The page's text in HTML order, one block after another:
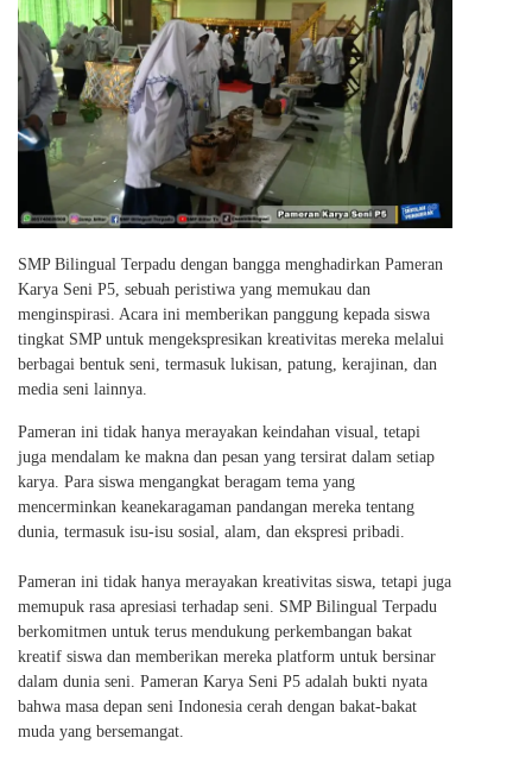
SMP Bilingual Terpadu dengan bangga menghadirkan Pameran
Karya Seni P5, sebuah peristiwa yang memukau dan
menginspirasi. Acara ini memberikan panggung kepada siswa
tingkat SMP untuk mengekspresikan kreativitas mereka melalui
berbagai bentuk seni, termasuk lukisan, patung, kerajinan, dan
media seni lainnya.
Pameran ini tidak hanya merayakan keindahan visual, tetapi
juga mendalam ke makna dan pesan yang tersirat dalam setiap
karya. Para siswa mengangkat beragam tema yang
mencerminkan keanekaragaman pandangan mereka tentang
dunia, termasuk isu-isu sosial, alam, dan ekspresi pribadi.
Pameran ini tidak hanya merayakan kreativitas siswa, tetapi juga
memupuk rasa apresiasi terhadap seni. SMP Bilingual Terpadu
berkomitmen untuk terus mendukung perkembangan bakat
kreatif siswa dan memberikan mereka platform untuk bersinar
dalam dunia seni. Pameran Karya Seni P5 adalah bukti nyata
bahwa masa depan seni Indonesia cerah dengan bakat-bakat
muda yang bersemangat.